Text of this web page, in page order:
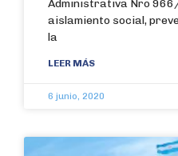
Administrativa Nro
aislamiento social,
la
LEER MÁS
6 junio, 2020